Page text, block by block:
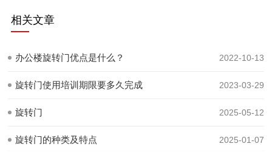
相关文章
办公楼旋转门优点是什么？ 2022-10-13
旋转门使用培训期限要多久完成 2023-03-29
旋转门 2025-05-12
旋转门的种类及特点 2025-01-07